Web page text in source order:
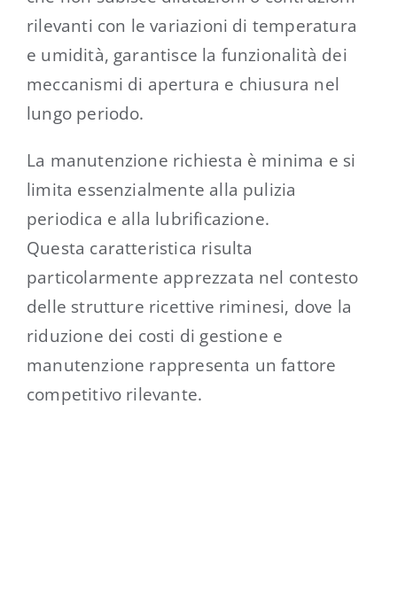
rilevanti con le variazioni di temperatura
e umidità, garantisce la funzionalità dei
meccanismi di apertura e chiusura nel
lungo periodo.
La manutenzione richiesta è minima e si
limita essenzialmente alla pulizia
periodica e alla lubrificazione.
Questa caratteristica risulta
particolarmente apprezzata nel contesto
delle strutture ricettive riminesi, dove la
riduzione dei costi di gestione e
manutenzione rappresenta un fattore
competitivo rilevante.